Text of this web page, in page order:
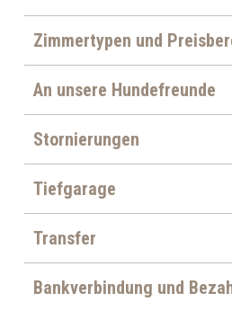
Zimmertypen und
An unsere Hundefreunde
Stornierungen
Tiefgarage
Transfer
Bankverbindung und